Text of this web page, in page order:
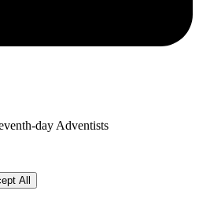
day Adventists
All